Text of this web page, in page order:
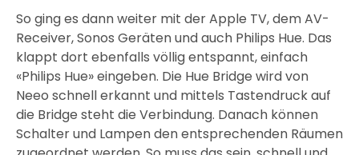
So ging es dann weiter mit der Apple TV, dem AV-
Receiver, Sonos Geräten und auch Philips Hue. Das
klappt dort ebenfalls völlig entspannt, einfach
«Philips Hue» eingeben. Die Hue Bridge wird von
Neeo schnell erkannt und mittels Tastendruck auf
die Bridge steht die Verbindung. Danach können
Schalter und Lampen den entsprechenden Räumen